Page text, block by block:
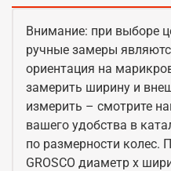
Внимание: при выборе
ручные замеры
ориентация на
замерить ширину и
измерить – смотрите
вашего удобства в
по размерности колес.
GROSCO диаметр x